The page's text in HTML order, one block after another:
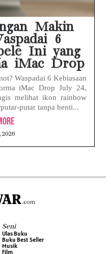
Makin
6
Ini yang
iMac Drop
Waspadai 6 Kebiasaan
iMac Drop July 24,
melihat ikon rainbow
putar tanpa henti...
2026
Seni
Ulas Buku
Buku Best Seller
Musik
Film